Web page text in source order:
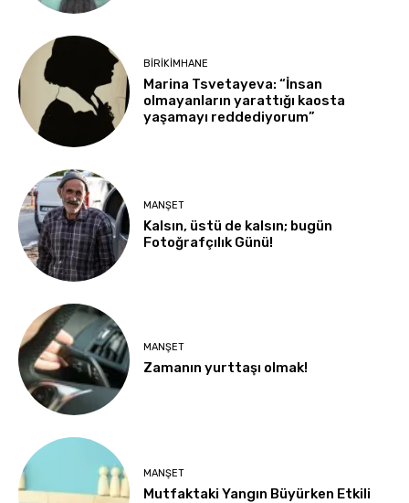
BIRIKIMHANE
Marina Tsvetayeva: “İnsan
olmayanların yarattığı kaosta
yaşamayı reddediyorum”
MANŞET
Kalsın, üstü de kalsın; bugün
Fotoğrafçılık Günü!
MANŞET
Zamanın yurttaşı olmak!
MANŞET
Mutfaktaki Yangın Büyürken Etkili